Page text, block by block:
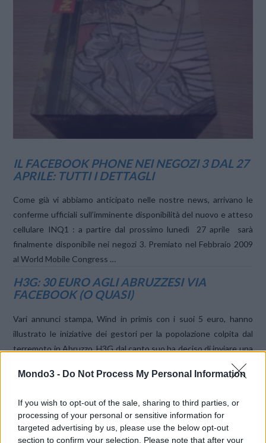
Mondo3 - Do Not Process My Personal Information
If you wish to opt-out of the sale, sharing to third parties, or
processing of your personal or sensitive information for
targeted advertising by us, please use the below opt-out
section to confirm your selection. Please note that after your
VIEW POST
IL FACEBOOK PHONE NEI NEGOZI 3 DAL 27
APRILE: TUTTI I DETTAGLI
Come già vi abbiamo anticipato nelle nostre news, arrivano le
conferme ufficiali sull’imminente disponibilità del nuovo e atteso
cellulare INQ1 : a partire dal prossimo lunedì 27 aprile sarà
finalmente disponibile nei negozi 3. Premiato nel Febbraio 2009
al World Mobile Congress …
H3G: 30 EURO AGLI ABRUZZESI VIA
FACEBOOK (O QUASI)
Vari annunci stampa, Wind in primis con i suoi 5 euro, hanno
illustrato le iniziative dei gestori per la popolazione colpita dal
terremoto in Abruzzo. H3G dal canto suo ha deciso di inviare una
FACEBOOK
3 Italia sbarca su Facebook proponendo uno speciale
salvaschermo dedicato al cellulare INQ1 che a breve